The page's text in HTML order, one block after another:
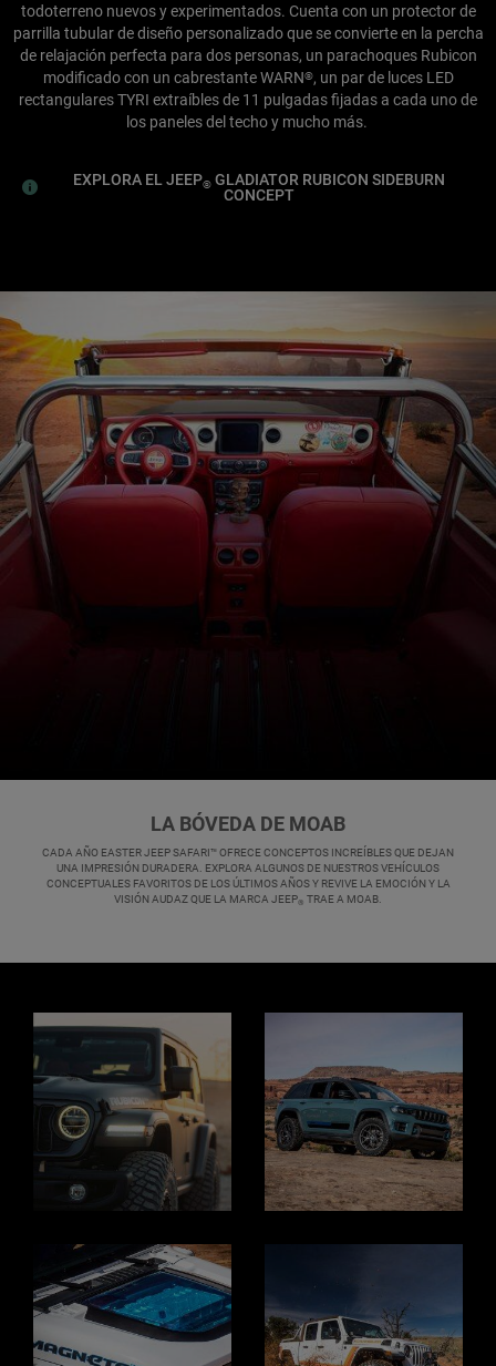
todoterreno nuevos y experimentados. Cuenta con un protector de
parrilla tubular de diseño personalizado que se convierte en la percha
de relajación perfecta para dos personas, un parachoques Rubicon
modificado con un cabrestante WARN®, un par de luces LED
rectangulares TYRI extraíbles de 11 pulgadas fijadas a cada uno de
los paneles del techo y mucho más.
EXPLORA EL JEEP® GLADIATOR RUBICON SIDEBURN
CONCEPT
LA BÓVEDA DE MOAB
CADA AÑO EASTER JEEP SAFARI™ OFRECE CONCEPTOS INCREÍBLES QUE DEJAN
UNA IMPRESIÓN DURADERA. EXPLORA ALGUNOS DE NUESTROS VEHÍCULOS
CONCEPTUALES FAVORITOS DE LOS ÚLTIMOS AÑOS Y REVIVE LA EMOCIÓN Y LA
VISIÓN AUDAZ QUE LA MARCA JEEP® TRAE A MOAB.